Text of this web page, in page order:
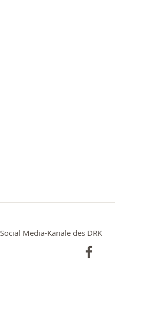
Social Media-Kanäle des DRK